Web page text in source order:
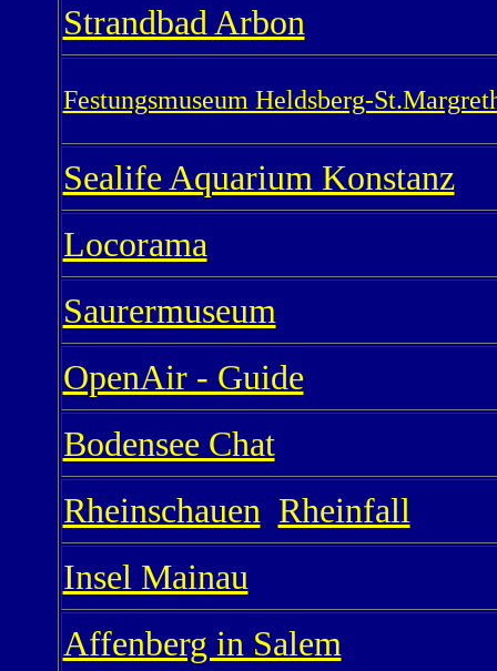
Strandbad Arbon
Festungsmuseum Heldsberg-
Sealife Aquarium Konstanz
Locorama
Saurermuseum
OpenAir - Guide
Bodensee Chat
Rheinschauen Rheinfall
Insel Mainau
Affenberg in Salem